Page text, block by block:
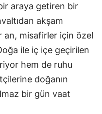
araya getiren bir
akşam
an, misafirler için özel
ile iç içe geçirilen
hem de ruhu
doğanın
bir gün vaat